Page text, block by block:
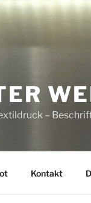
–
Kontakt